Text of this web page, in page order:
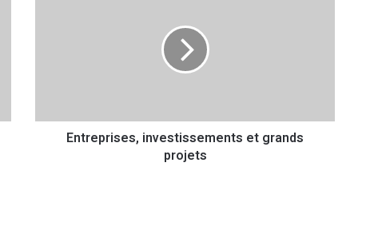
s
Entreprises, investissements et grands
projets